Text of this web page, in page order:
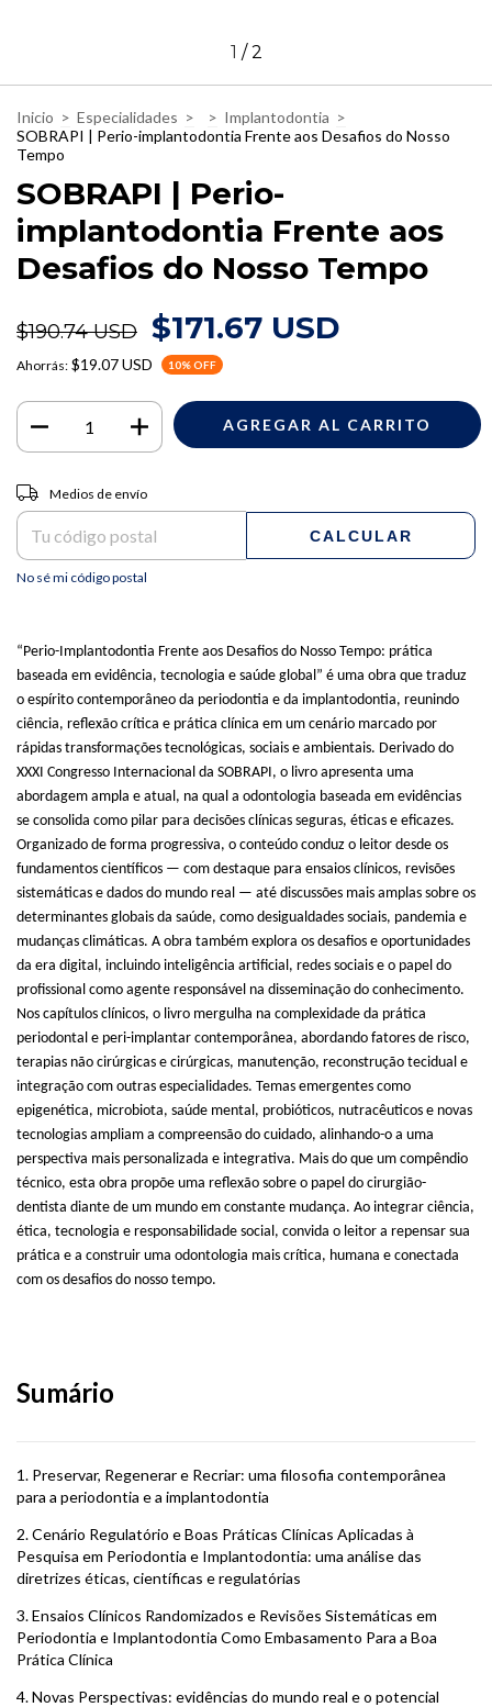
1 /2
Inicio > Especialidades > > Implantodontia >
SOBRAPI | Perio-implantodontia Frente aos Desafios do Nosso
Tempo
SOBRAPI | Perio-
implantodontia Frente aos
Desafios do Nosso Tempo
$190.74 USD $171.67 USD
Ahorrás: $19.07 USD 10% OFF
Entregas para el CP:
Medios de envío
CALCULAR
No sé mi código postal
“Perio-Implantodontia Frente aos Desafios do Nosso Tempo: prática
baseada em evidência, tecnologia e saúde global ” é uma obra que traduz
o espírito contemporâneo da periodontia e da implantodontia, reunindo
ciência, reflexão crítica e prática clínica em um cenário marcado por
rápidas transformações tecnológicas, sociais e ambientais. Derivado do
XXXI Congresso Internacional da SOBRAPI, o livro apresenta uma
abordagem ampla e atual, na qual a odontologia baseada em evidências
se consolida como pilar para decisões clínicas seguras, éticas e eficazes.
Organizado de forma progressiva, o conteúdo conduz o leitor desde os
fundamentos científicos — com destaque para ensaios clínicos, revisões
sistemáticas e dados do mundo real — até discussões mais amplas sobre os
determinantes globais da saúde, como desigualdades sociais, pandemia e
mudanças climáticas. A obra também explora os desafios e oportunidades
da era digital, incluindo inteligência artificial, redes sociais e o papel do
profissional como agente responsável na disseminação do conhecimento.
Nos capítulos clínicos, o livro mergulha na complexidade da prática
periodontal e peri-implantar contemporânea, abordando fatores de risco,
terapias não cirúrgicas e cirúrgicas, manutenção, reconstrução tecidual e
integração com outras especialidades. Temas emergentes como
epigenética, microbiota, saúde mental, probióticos, nutracêuticos e novas
tecnologias ampliam a compreensão do cuidado, alinhando-o a uma
perspectiva mais personalizada e integrativa. Mais do que um compêndio
técnico, esta obra propõe uma reflexão sobre o papel do cirurgião-
dentista diante de um mundo em constante mudança. Ao integrar ciência,
ética, tecnologia e responsabilidade social, convida o leitor a repensar sua
prática e a construir uma odontologia mais crítica, humana e conectada
com os desafios do nosso tempo.
Sumário
1. Preservar, Regenerar e Recriar: uma filosofia contemporânea
para a periodontia e a implantodontia
2.Cenário Regulatório e Boas Práticas Clínicas Aplicadas à
Pesquisa em Periodontia e Implantodontia: uma análise das
diretrizes éticas, científicas e regulatórias
3.Ensaios Clínicos Randomizados e Revisões Sistemáticas em
Periodontia e Implantodontia Como Embasamento Para a Boa
Prática Clínica
4.Novas Perspectivas: evidências do mundo real e o potencial